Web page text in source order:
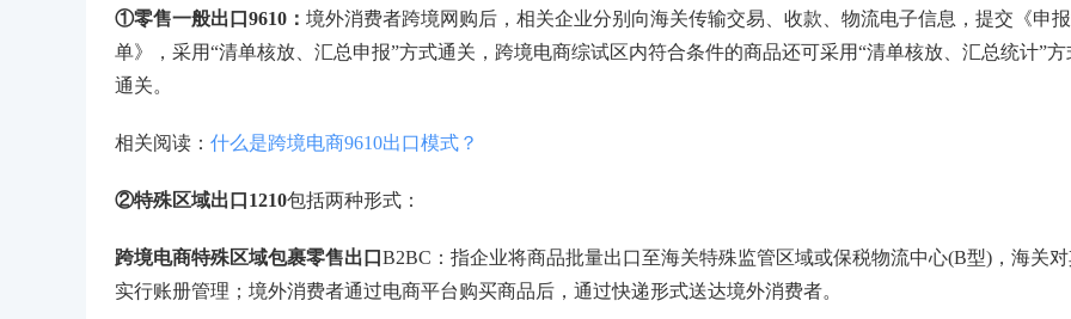
①零售一般出口9610： 境外消费者跨境网购后，相关企业分别向海关传输交易、收款、物流电子信息，提交《申
单》，采用“清单核放、汇总申报”方式通关，跨境电商综试区内符合条件的商品还可采用“清单核放、汇总统计”方
通关。
相关阅读： 什么是跨境电商9610出口模式？
②特殊区域出口1210包括两种形式：
跨境电商特殊区域包裹零售出口 B2BC：指企业将商品批量出口至海关特殊监管区域或保税物流中心(B型)，海关
实行账册管理；境外消费者通过电商平台购买商品后，通过快递形式送达境外消费者。